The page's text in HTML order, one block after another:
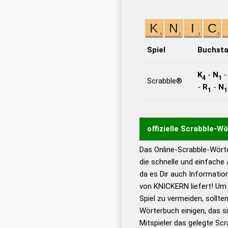
Spiel
Scrabble®
K4 - N1 -
- R1 - N1
offizielle Scrabble-
Wortwurzel liefert mit
Wortanalyse-
Wortbedeutung,
Gültigkeit eines Wortes
bestimmen!
Wörterbücher sind:
Das Online-Scrabble-
die schnelle und
da es Dir auch
von KNICKERN liefert!
Spiel zu vermeiden,
Wörterbuch einigen, das
Mitspieler das gelegte